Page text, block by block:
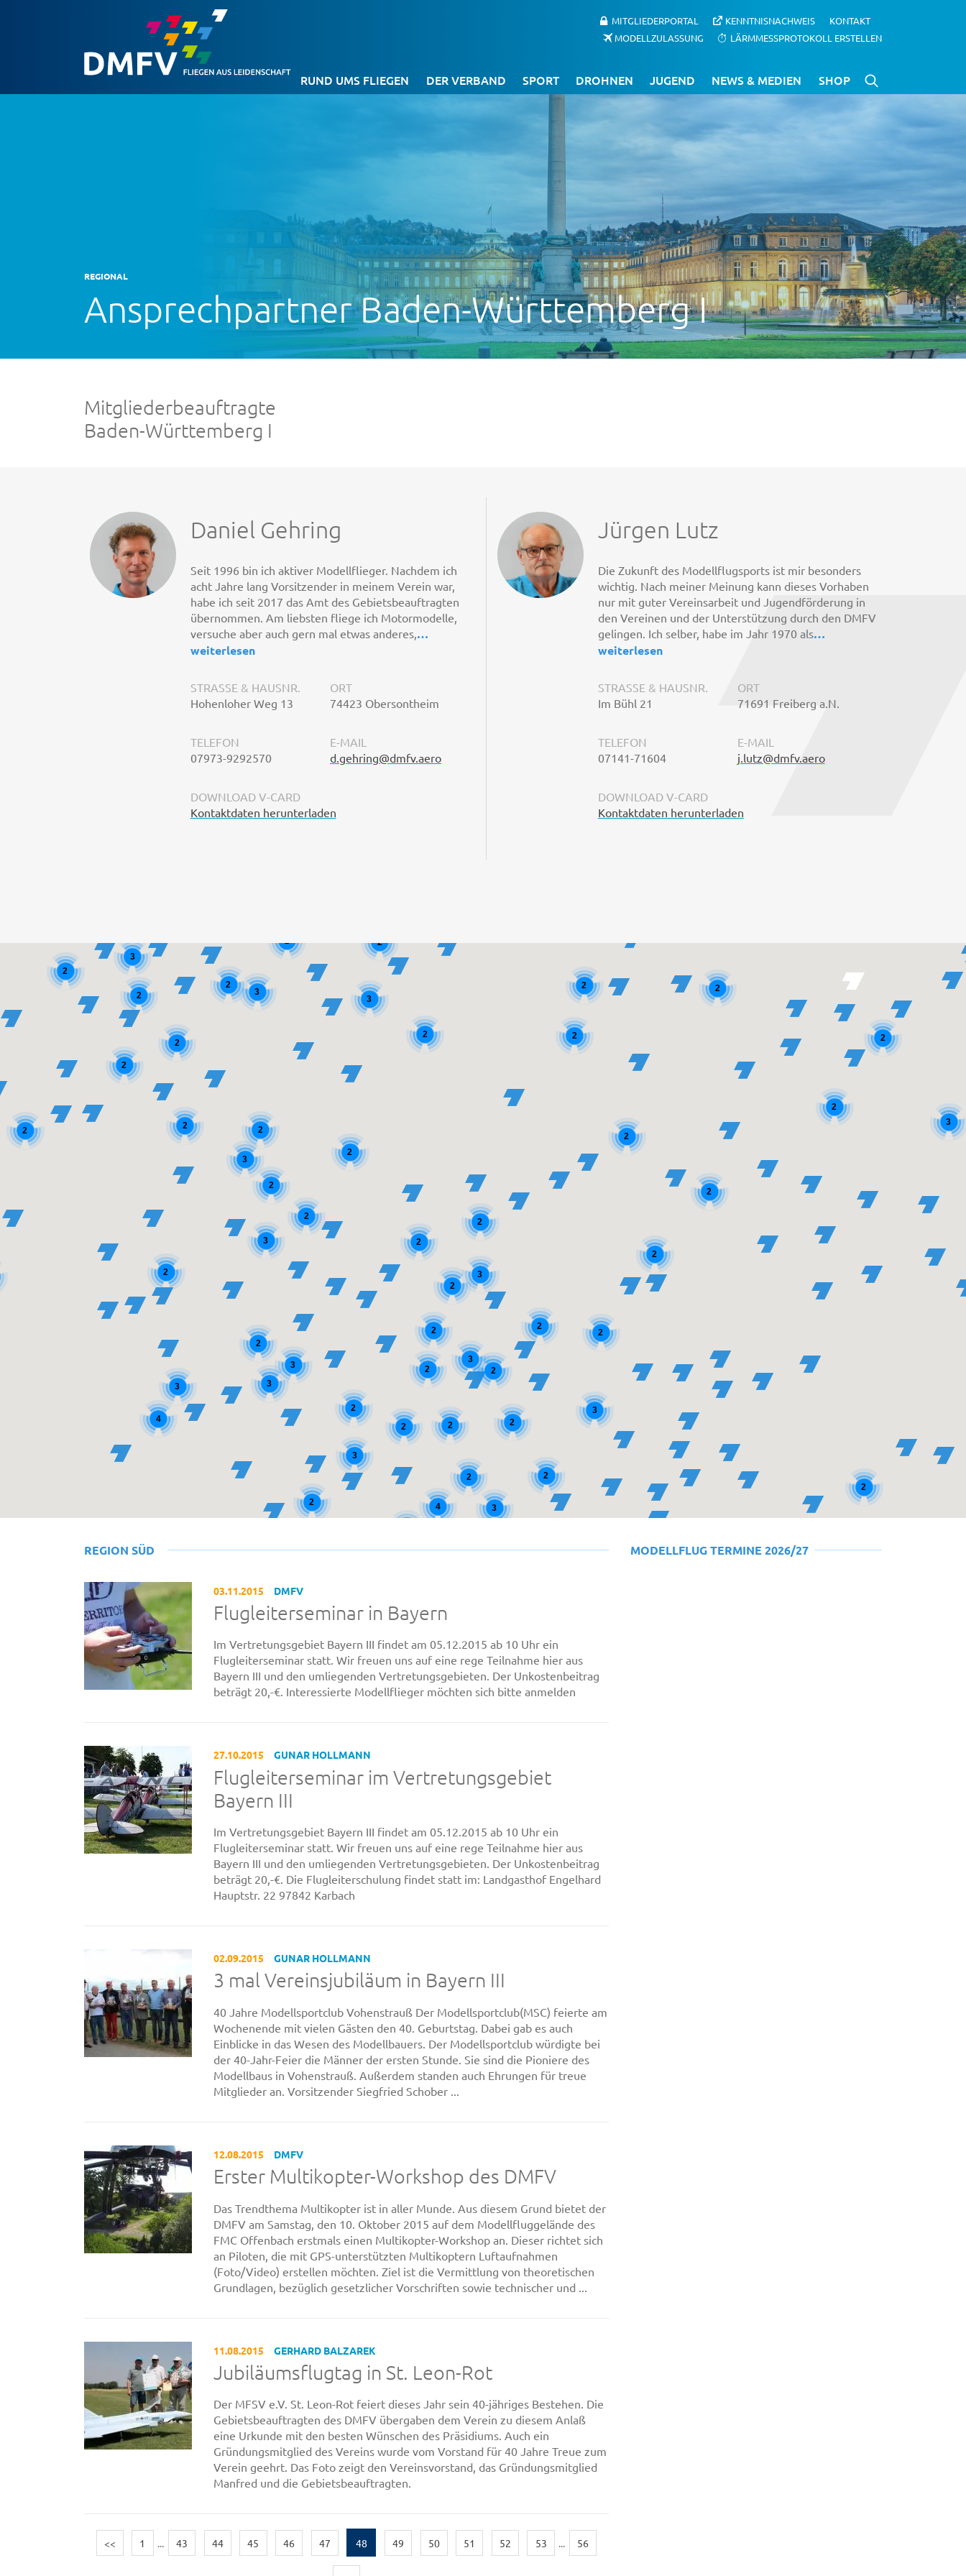
MITGLIEDERPORTAL KENNTNISNACHWEIS
KONTAKT
MODELLZULASSUNG
LÄRMMESSPROTOKOLL ERSTELLEN
RUND UMS FLIEGEN DER VERBAND SPORT DROHNEN JUGEND NEWS & MEDIEN SHOP
REGIONAL
Ansprechpartner Baden-Württemberg I
Mitgliederbeauftragte
Baden-Württemberg I
Daniel Gehring
Seit 1996 bin ich aktiver Modellflieger. Nachdem ich
acht Jahre lang Vorsitzender in meinem Verein war,
habe ich seit 2017 das Amt des Gebietsbeauftragten
übernommen. Am liebsten fliege ich Motormodelle,
versuche aber auch gern mal etwas anderes, …
weiterlesen
STRASSE & HAUSNR.
Hohenloher Weg 13
ORT
74423 Obersontheim
TELEFON
07973-9292570
E-MAIL
d.gehring@dmfv.aero
DOWNLOAD V-CARD
Kontaktdaten herunterladen
Jürgen Lutz
Die Zukunft des Modellflugsports ist mir besonders
wichtig. Nach meiner Meinung kann dieses Vorhaben
nur mit guter Vereinsarbeit und Jugendförderung in
den Vereinen und der Unterstützung durch den DMFV
gelingen. Ich selber, habe im Jahr 1970 als…
weiterlesen
STRASSE & HAUSNR.
Im Bühl 21
ORT
71691 Freiberg a.N.
TELEFON
07141-71604
E-MAIL
j.lutz@dmfv.aero
DOWNLOAD V-CARD
Kontaktdaten herunterladen
2
2
2
2
3
3
2
2
3
2
3
4
2
3
2
3
2
2
2
2
3
3
2
3
2
2
2
2
2
3
2
4
2
3
2
2
2
2
2
2
3
2
2
2
3
2
2
2
3
2
2
2
2
2
2
REGION SÜD
03.11.2015 DMFV
Flugleiterseminar in Bayern
Im Vertretungsgebiet Bayern III findet am 05.12.2015 ab 10 Uhr ein
Flugleiterseminar statt. Wir freuen uns auf eine rege Teilnahme hier aus
Bayern III und den umliegenden Vertretungsgebieten. Der Unkostenbeitrag
beträgt 20,-€. Interessierte Modellflieger möchten sich bitte anmelden
27.10.2015 GUNAR HOLLMANN
Flugleiterseminar im Vertretungsgebiet
Bayern III
Im Vertretungsgebiet Bayern III findet am 05.12.2015 ab 10 Uhr ein
Flugleiterseminar statt. Wir freuen uns auf eine rege Teilnahme hier aus
Bayern III und den umliegenden Vertretungsgebieten. Der Unkostenbeitrag
beträgt 20,-€. Die Flugleiterschulung findet statt im: Landgasthof Engelhard
Hauptstr. 22 97842 Karbach
02.09.2015 GUNAR HOLLMANN
3 mal Vereinsjubiläum in Bayern III
40 Jahre Modellsportclub Vohenstrauß Der Modellsportclub(MSC) feierte am
Wochenende mit vielen Gästen den 40. Geburtstag. Dabei gab es auch
Einblicke in das Wesen des Modellbauers. Der Modellsportclub würdigte bei
der 40-Jahr-Feier die Männer der ersten Stunde. Sie sind die Pioniere des
Modellbaus in Vohenstrauß. Außerdem standen auch Ehrungen für treue
Mitglieder an. Vorsitzender Siegfried Schober ...
12.08.2015 DMFV
Erster Multikopter-Workshop des DMFV
Das Trendthema Multikopter ist in aller Munde. Aus diesem Grund bietet der
DMFV am Samstag, den 10. Oktober 2015 auf dem Modellfluggelände des
FMC Offenbach erstmals einen Multikopter-Workshop an. Dieser richtet sich
an Piloten, die mit GPS-unterstützten Multikoptern Luftaufnahmen
(Foto/Video) erstellen möchten. Ziel ist die Vermittlung von theoretischen
Grundlagen, bezüglich gesetzlicher Vorschriften sowie technischer und ...
11.08.2015 GERHARD BALZAREK
Jubiläumsflugtag in St. Leon-Rot
Der MFSV e.V. St. Leon-Rot feiert dieses Jahr sein 40-jähriges Bestehen. Die
Gebietsbeauftragten des DMFV übergaben dem Verein zu diesem Anlaß
eine Urkunde mit den besten Wünschen des Präsidiums. Auch ein
Gründungsmitglied des Vereins wurde vom Vorstand für 40 Jahre Treue zum
Verein geehrt. Das Foto zeigt den Vereinsvorstand, das Gründungsmitglied
Manfred und die Gebietsbeauftragten.
<< 1 ... 43 44 45 46 47 48 49 50 51 52 53 ... 56
MODELLFLUG TERMINE 2026/27